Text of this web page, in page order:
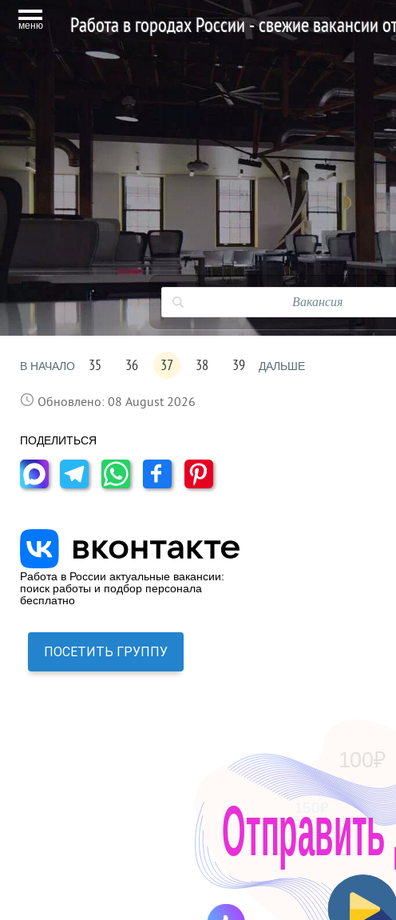
меню Работа в городах России - свежие вакансии
В НАЧАЛО 35 36 37 38 39 ДАЛЬШЕ
Обновлено: 08 August 2026
ПОДЕЛИТЬСЯ
Работа в России актуальные вакансии:
поиск работы и подбор персонала
бесплатно
ПОСЕТИТЬ ГРУППУ